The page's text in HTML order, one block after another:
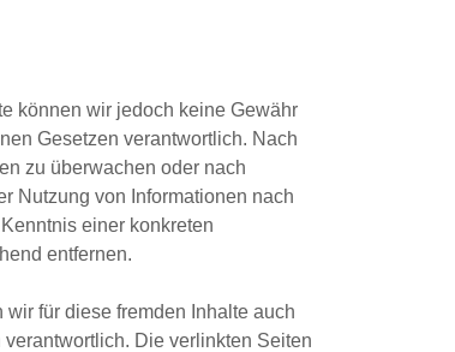
können wir jedoch keine Gewähr
Gesetzen verantwortlich. Nach
zu überwachen oder nach
Nutzung von Informationen nach
einer konkreten
entfernen.
für diese fremden Inhalte auch
Die verlinkten Seiten